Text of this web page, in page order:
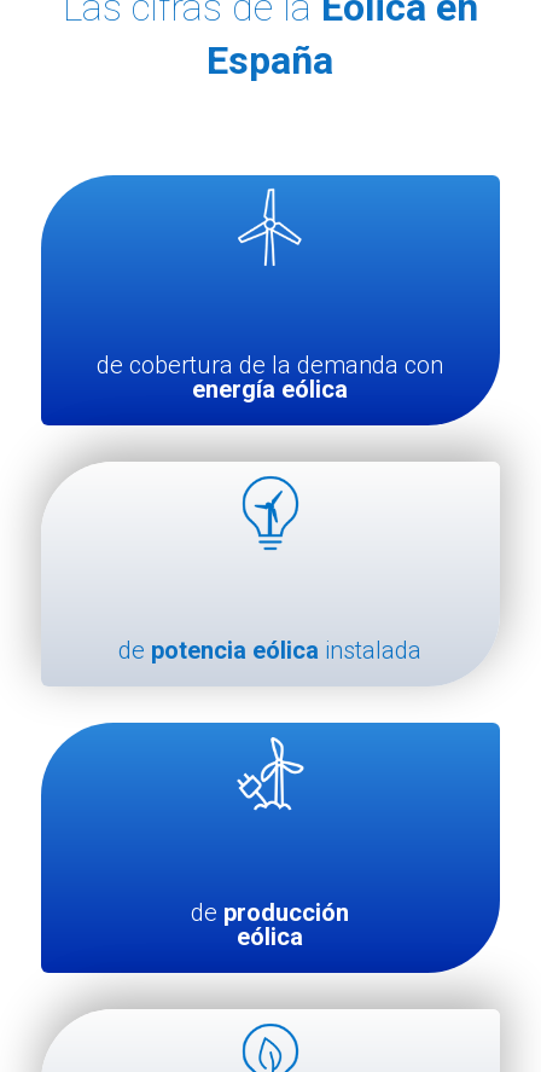
España
de cobertura de la demanda con
energía eólica
de potencia eólica instalada
de producción
eólica